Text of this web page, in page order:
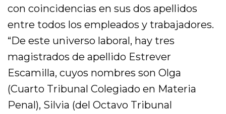
con coincidencias en sus dos apellidos
entre todos los empleados y trabajadores.
“De este universo laboral, hay tres
magistrados de apellido Estrever
Escamilla, cuyos nombres son Olga
(Cuarto Tribunal Colegiado en Materia
Penal), Silvia (del Octavo Tribunal